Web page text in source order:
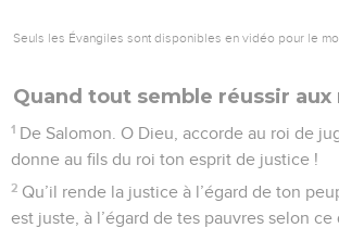
Seuls les Évangiles sont disponibles en vidéo pour le
Quand tout semble réussir aux
1 De Salomon. O Dieu, accorde au roi de
donne au fils du roi ton esprit de justice !
2 Qu’il rende la justice à l’égard de ton
est juste, à l’égard de tes pauvres selon ce